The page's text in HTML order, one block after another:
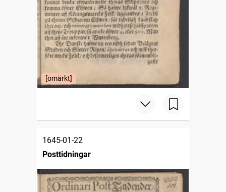
[omärkt]
1645-01-22
Posttidningar